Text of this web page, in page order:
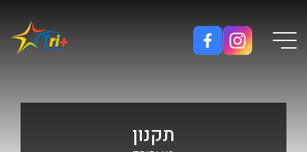
Button used only for devices with a small screen
תקנון